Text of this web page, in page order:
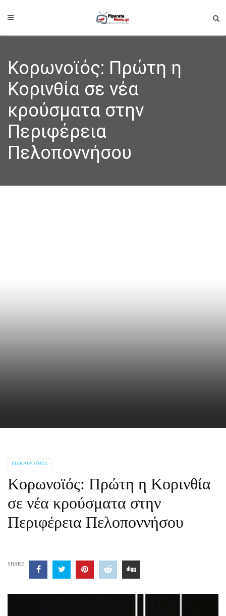
Κορωνοϊός: Πρώτη η
Κορινθία σε νέα
κρούσματα στην
Περιφέρεια
Πελοποννήσου
ΕΠΙΚΑΙΡΌΤΗΤΑ
Κορωνοϊός: Πρώτη η Κορινθία
σε νέα κρούσματα στην
Περιφέρεια Πελοποννήσου
SHARE